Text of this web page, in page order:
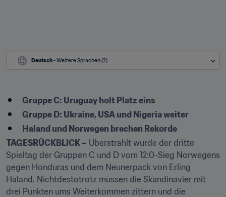
Deutsch - Weitere Sprachen (2)
Gruppe C: Uruguay holt Platz eins
Gruppe D: Ukraine, USA und Nigeria weiter
Haland und Norwegen brechen Rekorde
TAGESRÜCKBLICK – Überstrahlt wurde der dritte
Spieltag der Gruppen C und D vom 12:0-Sieg Norwegens
gegen Honduras und dem Neunerpack von Erling
Haland. Nichtdestotrotz müssen die Skandinavier mit
drei Punkten ums Weiterkommen zittern und die